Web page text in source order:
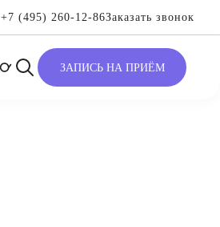
+7 (495) 260-12-86Заказать звонок
ЗАПИСЬ НА ПРИЁМ